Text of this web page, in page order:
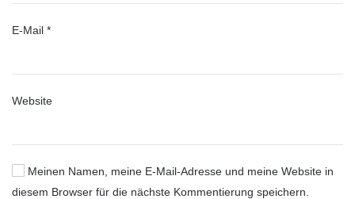
E-Mail *
Website
Meinen Namen, meine E-Mail-Adresse und meine Website in
diesem Browser für die nächste Kommentierung speichern.